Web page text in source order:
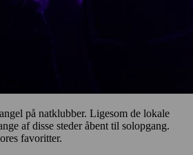
på natklubber. Ligesom de lokale
af disse steder åbent til solopgang.
favoritter.